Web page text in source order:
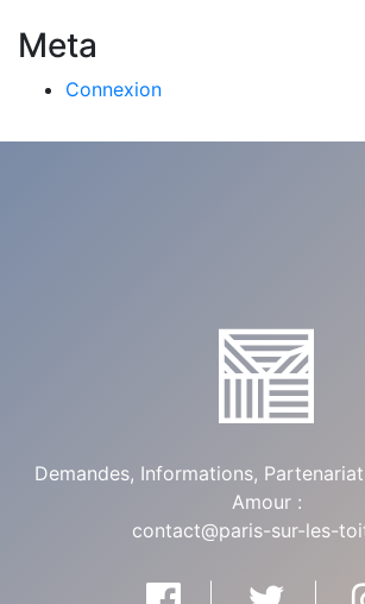
Meta
Connexion
Demandes, Informations,
Amour :
contact@paris-sur-les-